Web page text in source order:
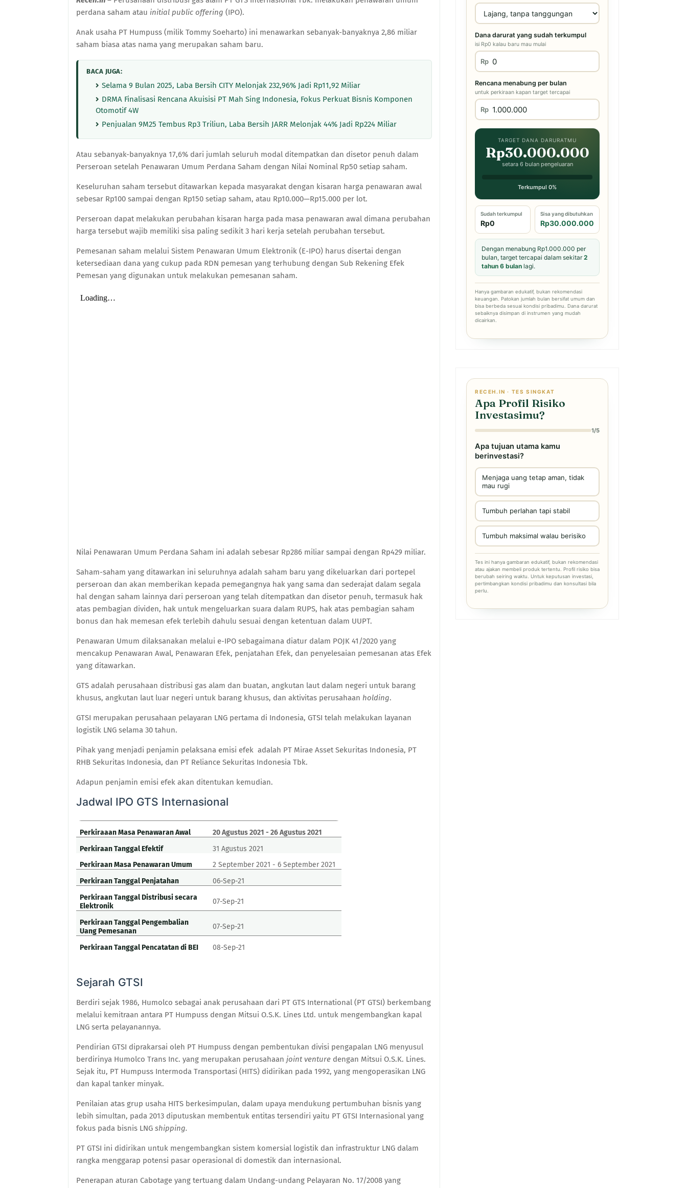
perdana saham atau initial public offering (IPO).
Anak usaha PT Humpuss (milik Tommy Soeharto) ini menawarkan sebanyak-banyaknya 2,86 miliar
saham biasa atas nama yang merupakan saham baru.
BACA JUGA:
Selama 9 Bulan 2025, Laba Bersih CITY Melonjak 232,96% Jadi Rp11,92 Miliar
DRMA Finalisasi Rencana Akuisisi PT Mah Sing Indonesia, Fokus Perkuat Bisnis Komponen
Otomotif 4W
Penjualan 9M25 Tembus Rp3 Triliun, Laba Bersih JARR Melonjak 44% Jadi Rp224 Miliar
Atau sebanyak-banyaknya 17,6% dari jumlah seluruh modal ditempatkan dan disetor penuh dalam
Perseroan setelah Penawaran Umum Perdana Saham dengan Nilai Nominal Rp50 setiap saham.
Keseluruhan saham tersebut ditawarkan kepada masyarakat dengan kisaran harga penawaran awal
sebesar Rp100 sampai dengan Rp150 setiap saham, atau Rp10.000—Rp15.000 per lot.
Perseroan dapat melakukan perubahan kisaran harga pada masa penawaran awal dimana perubahan
harga tersebut wajib memiliki sisa paling sedikit 3 hari kerja setelah perubahan tersebut.
Pemesanan saham melalui Sistem Penawaran Umum Elektronik (E-IPO) harus disertai dengan
ketersediaan dana yang cukup pada RDN pemesan yang terhubung dengan Sub Rekening Efek
Pemesan yang digunakan untuk melakukan pemesanan saham.
Nilai Penawaran Umum Perdana Saham ini adalah sebesar Rp286 miliar sampai dengan Rp429 miliar.
Saham-saham yang ditawarkan ini seluruhnya adalah saham baru yang dikeluarkan dari portepel
perseroan dan akan memberikan kepada pemegangnya hak yang sama dan sederajat dalam segala
hal dengan saham lainnya dari perseroan yang telah ditempatkan dan disetor penuh, termasuk hak
atas pembagian dividen, hak untuk mengeluarkan suara dalam RUPS, hak atas pembagian saham
bonus dan hak memesan efek terlebih dahulu sesuai dengan ketentuan dalam UUPT.
Penawaran Umum dilaksanakan melalui e-IPO sebagaimana diatur dalam POJK 41/2020 yang
mencakup Penawaran Awal, Penawaran Efek, penjatahan Efek, dan penyelesaian pemesanan atas Efek
yang ditawarkan.
GTS adalah perusahaan distribusi gas alam dan buatan, angkutan laut dalam negeri untuk barang
khusus, angkutan laut luar negeri untuk barang khusus, dan aktivitas perusahaan holding.
GTSI merupakan perusahaan pelayaran LNG pertama di Indonesia, GTSI telah melakukan layanan
logistik LNG selama 30 tahun.
Pihak yang menjadi penjamin pelaksana emisi efek adalah PT Mirae Asset Sekuritas Indonesia, PT
RHB Sekuritas Indonesia, dan PT Reliance Sekuritas Indonesia Tbk.
Adapun penjamin emisi efek akan ditentukan kemudian.
Jadwal IPO GTS Internasional
Perkiraaan Masa Penawaran Awal
20 Agustus 2021 - 26 Agustus 2021
Perkiraan Tanggal Efektif
31 Agustus 2021
Perkiraan Masa Penawaran Umum
2 September 2021 - 6 September 2021
Perkiraan Tanggal Penjatahan
06-Sep-21
Perkiraan Tanggal Distribusi secara
Elektronik
07-Sep-21
Perkiraan Tanggal Pengembalian
Uang Pemesanan
07-Sep-21
Perkiraan Tanggal Pencatatan di BEI 08-Sep-21
Sejarah GTSI
Berdiri sejak 1986, Humolco sebagai anak perusahaan dari PT GTS International (PT GTSI) berkembang
melalui kemitraan antara PT Humpuss dengan Mitsui O.S.K. Lines Ltd. untuk mengembangkan kapal
LNG serta pelayanannya.
Pendirian GTSI diprakarsai oleh PT Humpuss dengan pembentukan divisi pengapalan LNG menyusul
berdirinya Humolco Trans Inc. yang merupakan perusahaan joint venture dengan Mitsui O.S.K. Lines.
Sejak itu, PT Humpuss Intermoda Transportasi (HITS) didirikan pada 1992, yang mengoperasikan LNG
dan kapal tanker minyak.
Penilaian atas grup usaha HITS berkesimpulan, dalam upaya mendukung pertumbuhan bisnis yang
lebih simultan, pada 2013 diputuskan membentuk entitas tersendiri yaitu PT GTSI Internasional yang
fokus pada bisnis LNG shipping.
PT GTSI ini didirikan untuk mengembangkan sistem komersial logistik dan infrastruktur LNG dalam
rangka menggarap potensi pasar operasional di domestik dan internasional.
Penerapan aturan Cabotage yang tertuang dalam Undang-undang Pelayaran No. 17/2008 yang
Dana darurat yang sudah terkumpul
isi Rp0 kalau baru mau mulai
Rp
Rencana menabung per bulan
untuk perkiraan kapan target tercapai
Rp
TARGET DANA DARURATMU
Rp30.000.000
setara 6 bulan pengeluaran
Terkumpul 0%
Sudah terkumpul
Rp0
Sisa yang dibutuhkan
Rp30.000.000
Dengan menabung Rp1.000.000 per
bulan, target tercapai dalam sekitar2
tahun 6 bulan lagi.
Hanya gambaran edukatif, bukan rekomendasi
keuangan. Patokan jumlah bulan bersifat umum dan
bisa berbeda sesuai kondisi pribadimu. Dana darurat
sebaiknya disimpan di instrumen yang mudah
dicairkan.
RECEH.IN · TES SINGKAT
Apa Profil Risiko
Investasimu?
1/5
Apa tujuan utama kamu
berinvestasi?
Menjaga uang tetap aman, tidak
mau rugi
Tumbuh perlahan tapi stabil
Tumbuh maksimal walau berisiko
Tes ini hanya gambaran edukatif, bukan rekomendasi
atau ajakan membeli produk tertentu. Profil risiko bisa
berubah seiring waktu. Untuk keputusan investasi,
pertimbangkan kondisi pribadimu dan konsultasi bila
perlu.